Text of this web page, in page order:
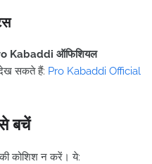
Kabaddi ऑफिशियल
सकते हैं: Pro Kabaddi Official
बचें
कोशिश न करें। ये: